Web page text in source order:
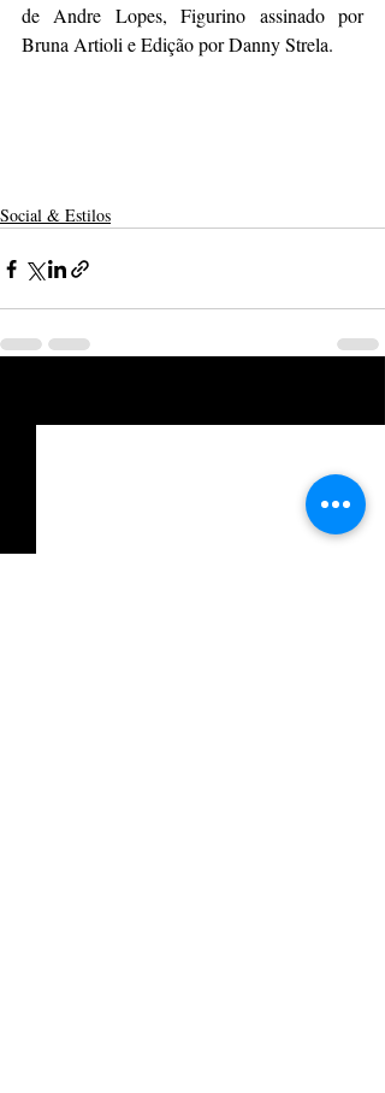
de Andre Lopes, Figurino assinado por
Bruna Artioli e Edição por Danny Strela.
Social & Estilos